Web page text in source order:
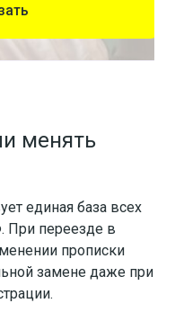
менять
единая база всех
При переезде в
прописки
замене даже при